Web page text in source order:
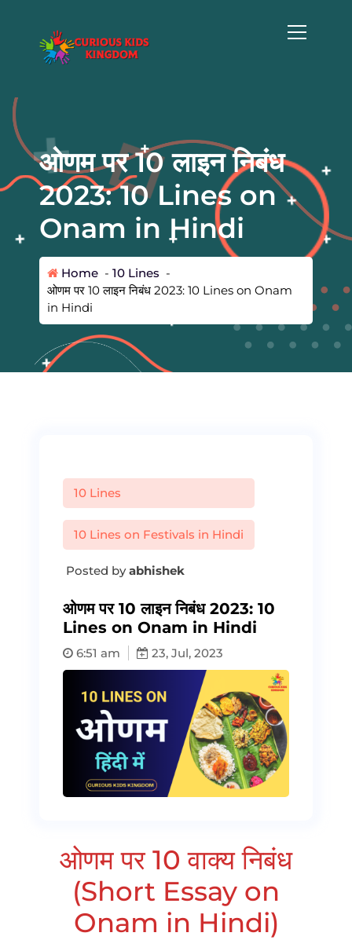
ओणम पर 10 लाइन निबंध
2023: 10 Lines on
Onam in Hindi
Home - 10 Lines -
ओणम पर 10 लाइन निबंध 2023: 10 Lines on Onam
in Hindi
10 Lines
10 Lines on Festivals in Hindi
Posted byabhishek
ओणम पर 10 लाइन निबंध 2023: 10
Lines on Onam in Hindi
6:51 am 23, Jul, 2023
ओणम पर 10 वाक्य निबंध
(Short Essay on
Onam in Hindi)